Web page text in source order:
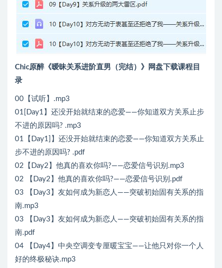
Chic原醉《暧昧关系进阶直男（完结）》网盘下载课程目
录
00【试听】.mp3
01[Day1】还没开始就结束的恋爱——你知道双方关系止步
不进的原因吗? .mp3
01【Day1]】还没开始就结束的恋爱——你知道双方关系止
步不进的原因吗? .pdf
02【Day2】他真的喜欢你吗?——恋爱信号识别.mp3
02 【Day2】他真的喜欢你吗?——恋爱信号识别.pdf
03 【Day3】友如何成为新恋人——突破初始固有关系的指
南.mp3
03 【Day3】友如何成为新恋人——突破初始固有关系的指
南.pdf
04 【Day4】中央空调变专厘暖宝宝——让他只对你一个人
好的终极秘诀.mp3